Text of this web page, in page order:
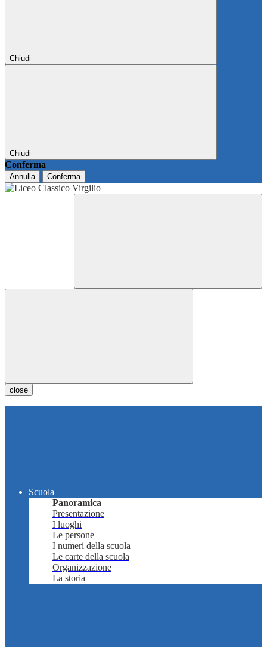
Chiudi
Chiudi
Conferma
Annulla Conferma
close
Scuola
Panoramica
Presentazione
I luoghi
Le persone
I numeri della scuola
Le carte della scuola
Organizzazione
La storia